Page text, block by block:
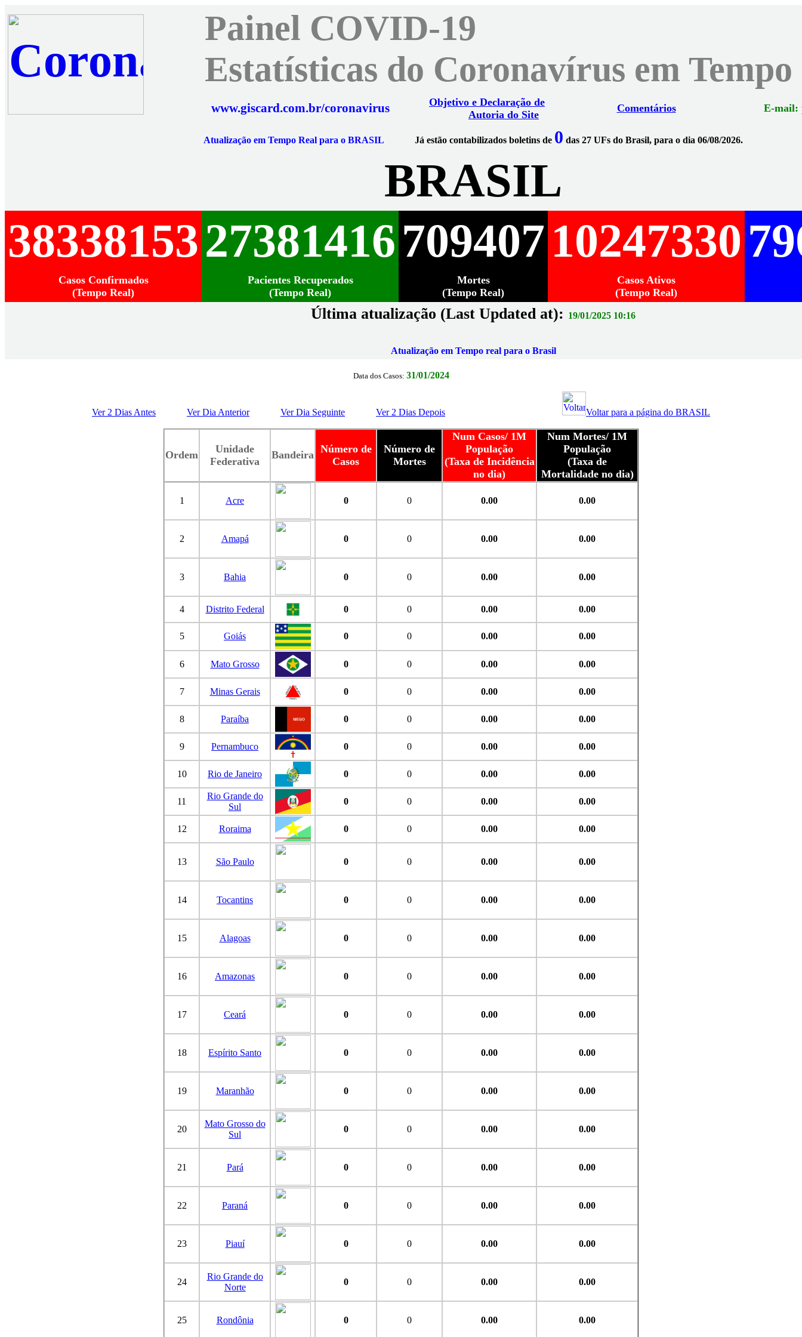
Painel COVID-19
Estatísticas do Coronavírus em Tempo
www.giscard.com.br/coronavirus
Objetivo e Declaração de
Autoria do Site
Comentários E-mail:
Atualização em Tempo Real para o BRASIL Já estão contabilizados boletins de 0 das 27 UFs do Brasil, para o dia 06/08/2026.
BRASIL
3833815327381416709407 10247330
Casos Confirmados
(Tempo Real)
Pacientes Recuperados
(Tempo Real)
Mortes
(Tempo Real)
Casos Ativos
(Tempo Real)
Última atualização (Last Updated at): 19/01/2025 10:16
Atualização em Tempo real para o Brasil
Data dos Casos: 31/01/2024
Ver 2 Dias Antes Ver Dia Anterior Ver Dia Seguinte Ver 2 Dias Depois Voltar para a página do BRASIL
Ordem
Unidade
Federativa
Bandeira Número de
Casos
Número de
Mortes
Num Casos/ 1M
População
(Taxa de Incidência
no dia)
Num Mortes/ 1M
População
(Taxa de
Mortalidade no dia)
1 Acre 0 0 0.00 0.00
2 Amapá 0 0 0.00 0.00
3 Bahia 0 0 0.00 0.00
4 Distrito Federal 0 0 0.00 0.00
5 Goiás 0 0 0.00 0.00
6 Mato Grosso 0 0 0.00 0.00
7 Minas Gerais 0 0 0.00 0.00
8 Paraíba 0 0 0.00 0.00
9 Pernambuco 0 0 0.00 0.00
10 Rio de Janeiro 0 0 0.00 0.00
11
Rio Grande do
Sul
0 0 0.00 0.00
12 Roraima 0 0 0.00 0.00
13 São Paulo 0 0 0.00 0.00
14 Tocantins 0 0 0.00 0.00
15 Alagoas 0 0 0.00 0.00
16 Amazonas 0 0 0.00 0.00
17 Ceará 0 0 0.00 0.00
18 Espírito Santo 0 0 0.00 0.00
19 Maranhão 0 0 0.00 0.00
20
Mato Grosso do
Sul
0 0 0.00 0.00
21 Pará 0 0 0.00 0.00
22 Paraná 0 0 0.00 0.00
23 Piauí 0 0 0.00 0.00
24
Rio Grande do
Norte
0 0 0.00 0.00
25 Rondônia 0 0 0.00 0.00